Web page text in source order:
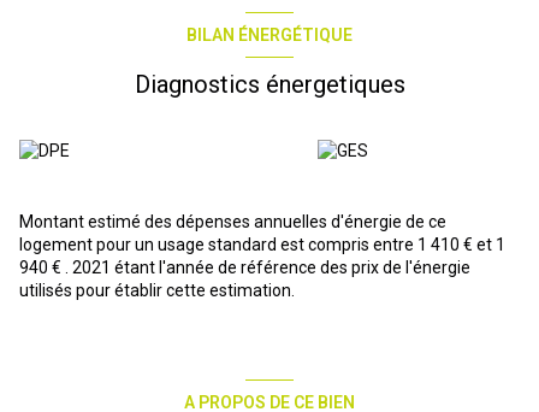
privative aménagée sur le toit de l'immeuble locatif, offrant une
vue dégagée et un espace extérieur à la maison principale. Les
atouts de cet invsetissement sont nombreux : - Un emplacement
privilégié : au coeur de la charmante ville de Pézenas, offrant un
des revenus stables et sécurisés . - Un bien polyvalent : idéal pour
une résidence principale et un investissement locatif simultanés. -
opportunité rare d'acquérir un patrimoine de qualité dans un
environement privilégié. Bonne visite !
Les informations sur les risques auxquels ce bien est exposé sont
BILAN ÉNERGÉTIQUE
Diagnostics énergetiques
Montant estimé des dépenses annuelles d'énergie de ce
logement pour un usage standard est compris entre 1 410 € et 1
940 € . 2021 étant l'année de référence des prix de l'énergie
utilisés pour établir cette estimation.
A PROPOS DE CE BIEN